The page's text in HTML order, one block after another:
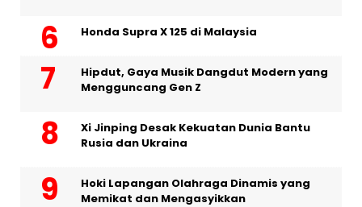
Honda Supra X 125 di Malaysia
Hipdut, Gaya Musik Dangdut Modern yang
Mengguncang Gen Z
Xi Jinping Desak Kekuatan Dunia Bantu
Rusia dan Ukraina
Hoki Lapangan Olahraga Dinamis yang
Memikat dan Mengasyikkan